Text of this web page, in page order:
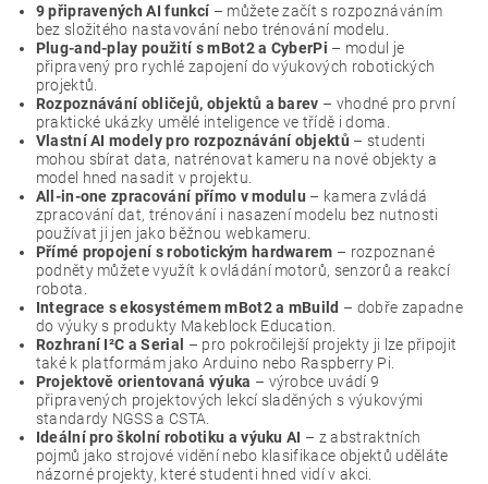
9 připravených AI funkcí – můžete začít s rozpoznáváním
bez složitého nastavování nebo trénování modelu.
Plug-and-play použití s mBot2 a CyberPi – modul je
připravený pro rychlé zapojení do výukových robotických
projektů.
Rozpoznávání obličejů, objektů a barev – vhodné pro první
praktické ukázky umělé inteligence ve třídě i doma.
Vlastní AI modely pro rozpoznávání objektů – studenti
mohou sbírat data, natrénovat kameru na nové objekty a
model hned nasadit v projektu.
All-in-one zpracování přímo v modulu – kamera zvládá
zpracování dat, trénování i nasazení modelu bez nutnosti
používat ji jen jako běžnou webkameru.
Přímé propojení s robotickým hardwarem – rozpoznané
podněty můžete využít k ovládání motorů, senzorů a reakcí
robota.
Integrace s ekosystémem mBot2 a mBuild – dobře zapadne
do výuky s produkty Makeblock Education.
Rozhraní I²C a Serial
– pro pokročilejší projekty ji lze připojit
také k platformám jako Arduino nebo Raspberry Pi.
Projektově orientovaná výuka – výrobce uvádí 9
připravených projektových lekcí sladěných s výukovými
standardy NGSS a CSTA.
Ideální pro školní robotiku a výuku AI – z abstraktních
pojmů jako strojové vidění nebo klasifikace objektů uděláte
názorné projekty, které studenti hned vidí v akci.